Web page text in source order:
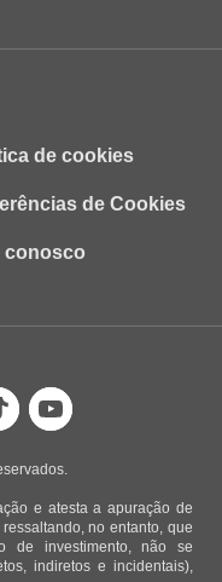
de cookies
de Cookies
conosco
e atesta a apuração de
no entanto, que
de investimento, não se
indiretos e incidentais),